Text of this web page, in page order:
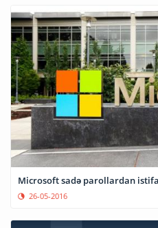
Microsoft sadə parollardan
26-05-2016